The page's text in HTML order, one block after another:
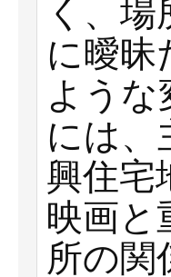
く、
に曖昧
ような
には、
興住宅
映画と
所の関